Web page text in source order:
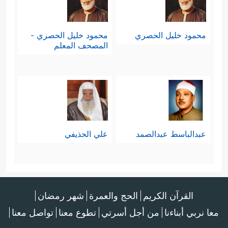
حيث كان
فلما أراد الله أن يُبطِل هذه العادة بدأ
والأُسوة الحسنة التي تدور السورةُ
حولَها.
رابعًا: بعد ذلك انتقل القرآن لبيان مكانة
بِٱلۡمُؤۡمِنِینَ مِنۡ أَنفُسِهِمۡۖ﴾وهذه هي القيمة
المحوريَّة التي تُنظِّم علاقة المسلمين
محمود خليل الحصري
محمود خليل الحصري -
المصحف المعلم
عبدالباسط عبدالصمد علي الحذيفي
القرآن الكريم الحج والعمرة شهر رمضان
معا نربي أبناءنا من أجل أسرتي تطوع معنا تواصل معنا